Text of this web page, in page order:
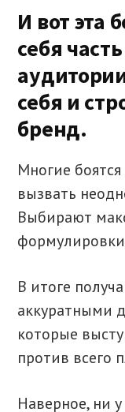
И вот эта
себя
себя и
бренд.
Многие
вызвать
Выбирают
В итоге
аккуратными
которые
против всего
Наверное, ни